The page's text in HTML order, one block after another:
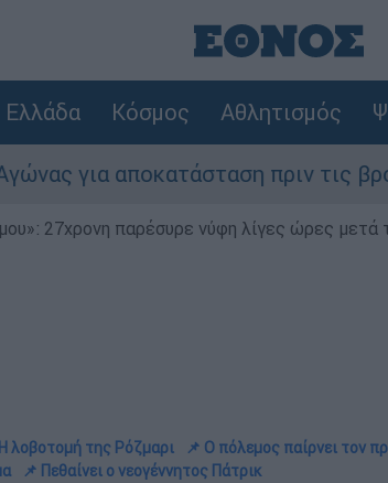
Ελλάδα Κόσμος Αθλητισμός
πριν τις βροχές
27χρονη παρέσυρε νύφη λίγες ώρες μετά
λοβοτομή της Ρόζμαρι
📌 Ο πόλεμος παίρνει τον
📌 Πεθαίνει ο νεογέννητος Πάτρικ